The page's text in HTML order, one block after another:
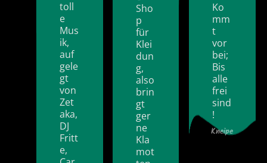
toll
e
Mus
ik,
auf
gele
gt
von
Zet
aka,
DJ
Fritt
e,
Sho
p
für
Klei
dun
g,
also
brin
gt
ger
ne
Kla
mot
Ko
mm
t
vor
bei;
Bis
alle
frei
sind
!
Kneipe